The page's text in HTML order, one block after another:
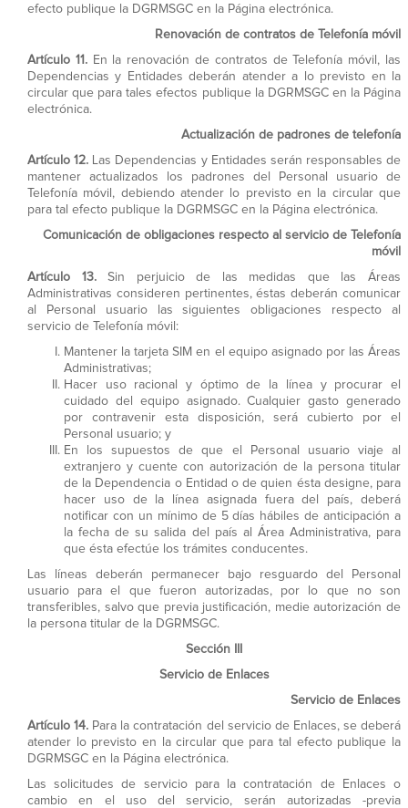
efecto publique la DGRMSGC en la Página electrónica.
Renovación de contratos de Telefonía móvil
Artículo 11.En la renovación de contratos de Telefonía móvil, las
Dependencias y Entidades deberán atender a lo previsto en la
circular que para tales efectos publique la DGRMSGC en la Página
electrónica.
Actualización de padrones de telefonía
Artículo 12. Las Dependencias y Entidades serán responsables de
mantener actualizados los padrones del Personal usuario de
Telefonía móvil, debiendo atender lo previsto en la circular que
para tal efecto publique la DGRMSGC en la Página electrónica.
Comunicación de obligaciones respecto al servicio de Telefonía
móvil
Artículo 13.Sin perjuicio de las medidas que las Áreas
Administrativas consideren pertinentes, éstas deberán comunicar
al Personal usuario las siguientes obligaciones respecto al
servicio de Telefonía móvil:
Mantener la tarjeta SIM en el equipo asignado por las Áreas
Administrativas;
Hacer uso racional y óptimo de la línea y procurar el
cuidado del equipo asignado. Cualquier gasto generado
por contravenir esta disposición, será cubierto por el
Personal usuario; y
En los supuestos de que el Personal usuario viaje al
extranjero y cuente con autorización de la persona titular
de la Dependencia o Entidad o de quien ésta designe, para
hacer uso de la línea asignada fuera del país, deberá
notificar con un mínimo de 5 días hábiles de anticipación a
la fecha de su salida del país al Área Administrativa, para
que ésta efectúe los trámites conducentes.
Las líneas deberán permanecer bajo resguardo del Personal
usuario para el que fueron autorizadas, por lo que no son
transferibles, salvo que previa justificación, medie autorización de
la persona titular de la DGRMSGC.
Sección III
Servicio de Enlaces
Servicio de Enlaces
Artículo 14. Para la contratación del servicio de Enlaces, se deberá
atender lo previsto en la circular que para tal efecto publique la
DGRMSGC en la Página electrónica.
Las solicitudes de servicio para la contratación de Enlaces o
cambio en el uso del servicio, serán autorizadas -previa